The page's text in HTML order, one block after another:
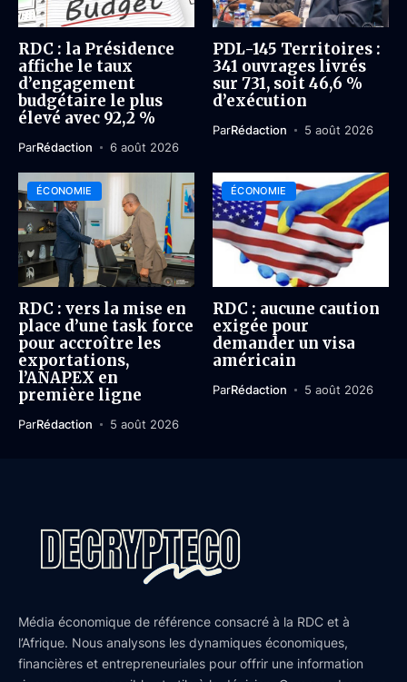
RDC : la Présidence
affiche le taux
d’engagement
budgétaire le plus
élevé avec 92,2 %
ParRédaction 6 août 2026
PDL-145 Territoires :
341 ouvrages livrés
sur 731, soit 46,6 %
d’exécution
ParRédaction 5 août 2026
ÉCONOMIE
RDC : vers la mise en
place d’une task force
pour accroître les
exportations,
l’ANAPEX en
première ligne
ParRédaction 5 août 2026
ÉCONOMIE
RDC : aucune caution
exigée pour
demander un visa
américain
ParRédaction 5 août 2026
Média économique de référence consacré à la RDC et à
l’Afrique. Nous analysons les dynamiques économiques,
financières et entrepreneuriales pour offrir une information